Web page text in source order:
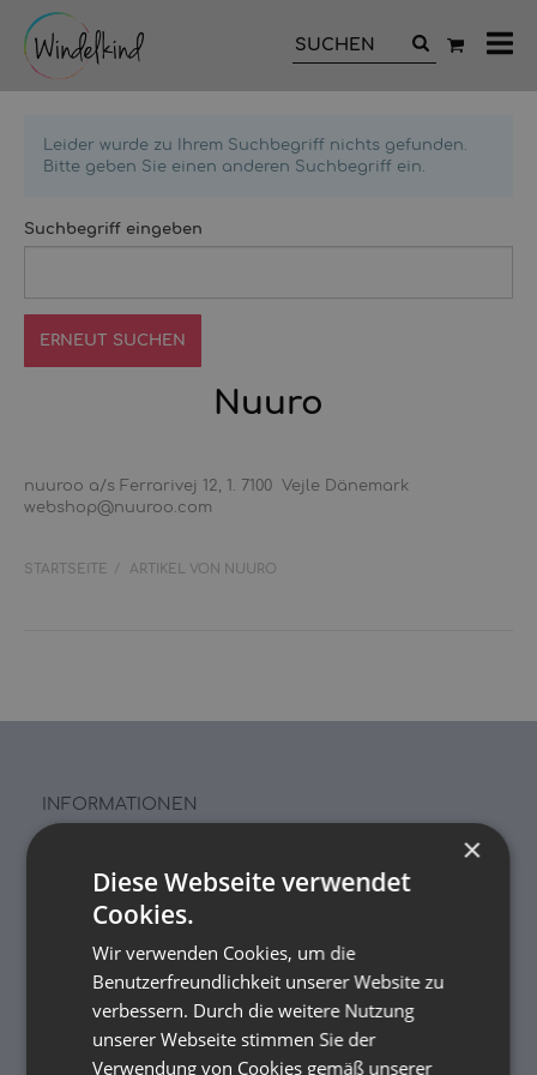
Leider wurde zu Ihrem Suchbegriff nichts gefunden.
Bitte geben Sie einen anderen Suchbegriff ein.
Suchbegriff eingeben
Nuuro
nuuroo a/s Ferrarivej 12, 1. 7100 Vejle Dänemark
webshop@nuuroo.com
STARTSEITE ARTIKEL VON NUURO
INFORMATIONEN
Stoffwindelwoche 2025
Kontakt
Versandinformationen
×
Diese Webseite verwendet
Cookies.
Wir verwenden Cookies, um die
Benutzerfreundlichkeit unserer Website zu
verbessern. Durch die weitere Nutzung
unserer Webseite stimmen Sie der
Verwendung von Cookies gemäß unserer